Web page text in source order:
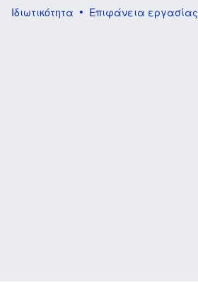
Ιδιωτικότητα
Επιφάνεια εργασίας